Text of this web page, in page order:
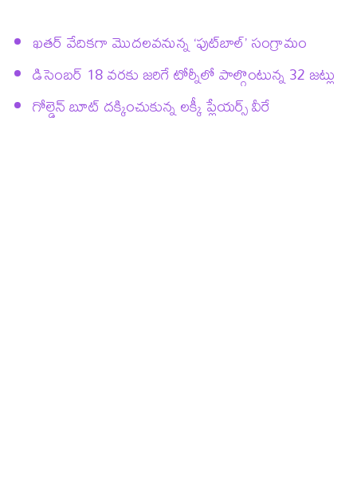
ఖతర్ వేదికగా మొదలవనున్న ‘ఫుట్‌బాల్’ సంగ్రామం
డిసెంబర్ 18 వరకు జరిగే టోర్నీలో పాల్గొంటున్న 32 జట్లు
గోల్డెన్ బూట్ దక్కించుకున్న లక్కీ ప్లేయర్స్ వీరే